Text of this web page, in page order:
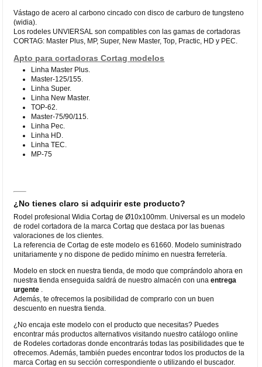
Vástago de acero al carbono cincado con disco de carburo de tungsteno
(widia).
Los rodeles UNVIERSAL son compatibles con las gamas de cortadoras
CORTAG: Master Plus, MP, Super, New Master, Top, Practic, HD y PEC.
Apto para cortadoras Cortag modelos
Linha Master Plus.
Master-125/155.
Linha Super.
Linha New Master.
TOP-62.
Master-75/90/115.
Linha Pec.
Linha HD.
Linha TEC.
MP-75
¿No tienes claro si adquirir este producto?
Rodel profesional Widia Cortag de Ø10x100mm. Universal es un modelo
de rodel cortadora de la marca Cortag que destaca por las buenas
valoraciones de los clientes.
La referencia de Cortag de este modelo es 61660. Modelo suministrado
unitariamente y no dispone de pedido mínimo en nuestra ferretería.
Modelo en stock en nuestra tienda, de modo que comprándolo ahora en
nuestra tienda enseguida saldrá de nuestro almacén con unaentrega
urgente
Además, te ofrecemos la posibilidad de comprarlo con un buen
descuento en nuestra tienda.
¿No encaja este modelo con el producto que necesitas? Puedes
encontrar más productos alternativos visitando nuestro catálogo online
de Rodeles cortadoras donde encontrarás todas las posibilidades que te
ofrecemos. Además, también puedes encontrar todos los productos de la
marca Cortag en su sección correspondiente o utilizando el buscador.